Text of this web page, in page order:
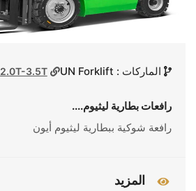
الماركات : UN Forklift 2.0T-3.5T
رافعات بطارية ليثيوم....
رافعة شوكية ببطارية ليثيوم أيون
المزيد